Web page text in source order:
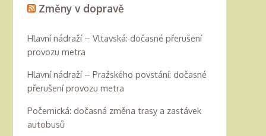
Změny v dopravě
Hlavní nádraží – Vltavská: dočasné přerušení
provozu metra
Hlavní nádraží – Pražského povstání: dočasné
přerušení provozu metra
Počernická: dočasná změna trasy a zastávek
autobusů